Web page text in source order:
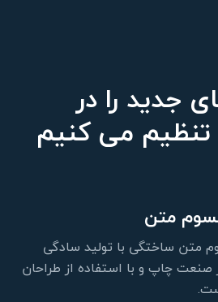
جدید را در
می کنیم
متن
متن ساختگی با تولید سادگی
صنعت چاپ و با استفاده از طراحان